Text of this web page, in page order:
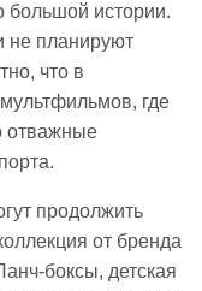
истории.
не планируют
что в
где
отважные
продолжить
от бренда
боксы, детская